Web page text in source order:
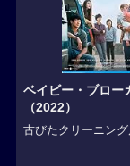
ベイビー・ブロー
（2022）
古びたクリーニング